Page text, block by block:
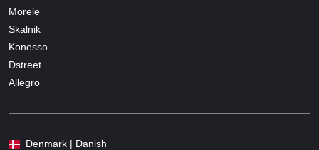
Morele
Skalnik
Konesso
Dstreet
Allegro
Denmark | Danish